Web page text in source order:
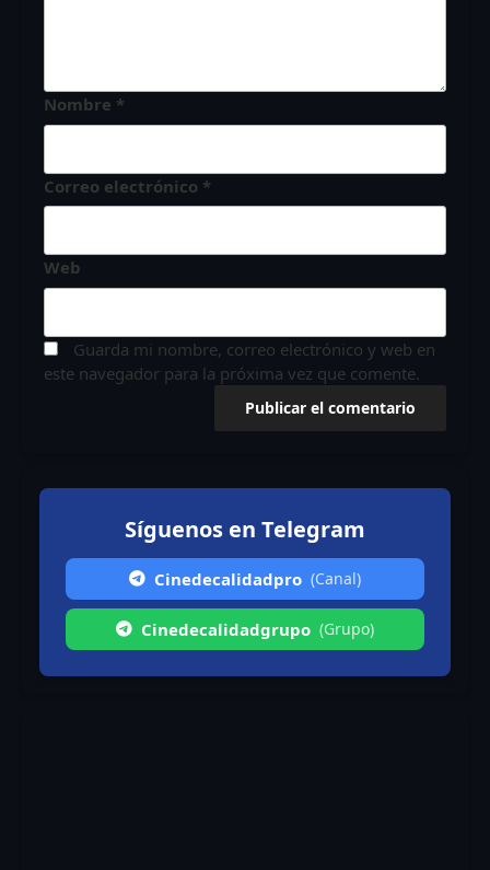
Nombre *
Correo electrónico *
Web
Guarda mi nombre, correo electrónico y web en
este navegador para la próxima vez que comente.
Síguenos en Telegram
Cinedecalidadpro (Canal)
Cinedecalidadgrupo (Grupo)